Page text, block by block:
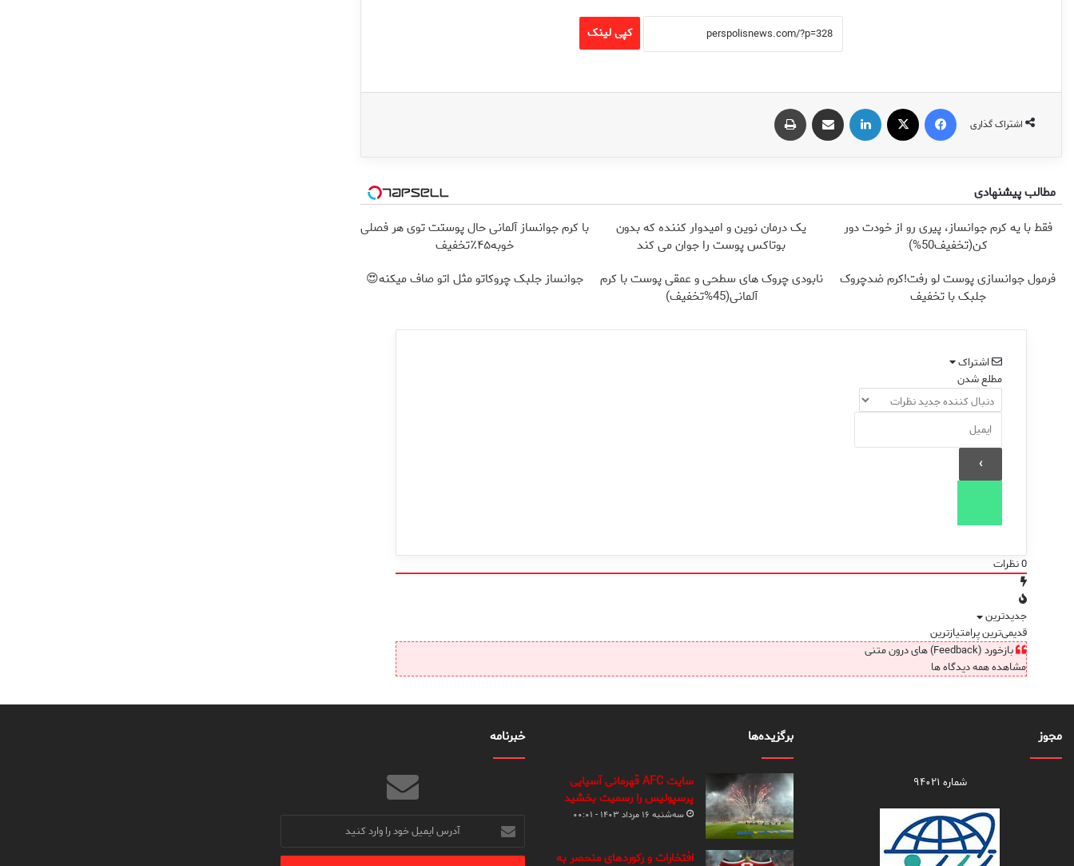
کپی لینک
اشتراک گذاری
فیس بوک لینکدین اشتراک گذاری از طریق ایمیل
مطالب پیشنهادی
فقط با یه کرم جوانساز، پیری رو از خودت دور
کن(تخفیف50%)
یک درمان نوین و امیدوار کننده که بدون
بوتاکس پوست را جوان می کند
با کرم جوانساز آلمانی حال پوستت توی هر فصلی
خوبه۴۵٪تخفیف
فرمول جوانسازی پوست لو رفت!کرم ضدچروک
جلبک با تخفیف
نابودی چروک های سطحی و عمقی پوست با کرم
آلمانی(45%تخفیف)
جوانساز جلبک چروکاتو مثل اتو صاف میکنه😍
اشتراک
مطلع شدن
0نظرات
جدیدترین
قدیمی‌ترینپرامتیازترین
بازخورد (Feedback) های درون متنی
مشاهده همه دیدگاه ها
مجوز
شماره ۹۴۰۲۱
برگزیده‌ها
سایت AFC قهرمانی آسیایی
پرسپولیس را رسمیت بخشید
سه‌شنبه ۱۶ مرداد ۱۴۰۳ - ۰۰:۰۱
افتخارات و رکوردهای منحصر به
خبرنامه
آدرس
ایمیل
خود